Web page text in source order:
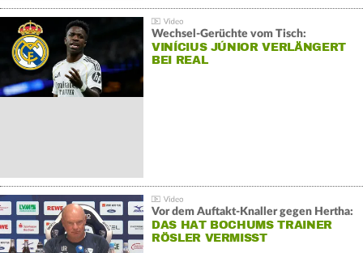
Wechsel-Gerüchte vom Tisch:
VINÍCIUS JÚNIOR VERLÄNGERT
BEI REAL
Vor dem Auftakt-Knaller gegen Hertha:
DAS HAT BOCHUMS TRAINER
RÖSLER VERMISST